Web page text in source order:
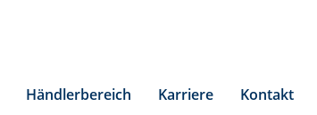
Händlerbereich Karriere Kontakt